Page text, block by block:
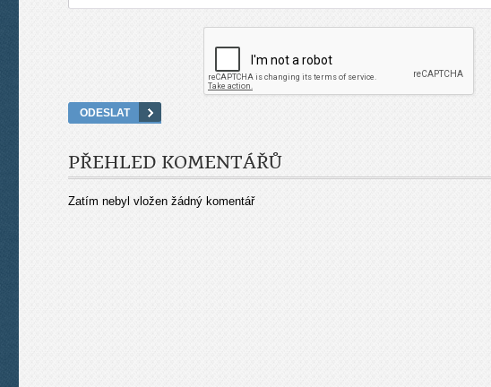
PŘEHLED KOMENTÁŘŮ
Zatím nebyl vložen žádný komentář